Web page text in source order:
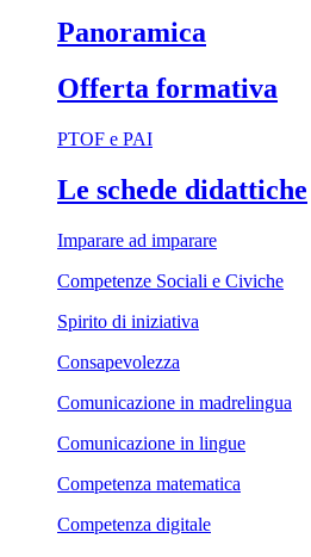
Panoramica
Offerta formativa
PTOF e PAI
Le schede didattiche
Imparare ad imparare
Competenze Sociali e Civiche
Spirito di iniziativa
Consapevolezza
Comunicazione in madrelingua
Comunicazione in lingue
Competenza matematica
Competenza digitale